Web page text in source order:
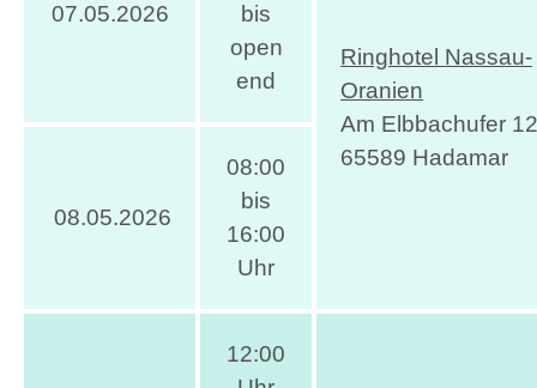
07.05.2026
bis
open
end
Ringhotel Nassau-
Oranien
Am Elbbachufer 12
65589 Hadamar
08.05.2026
08:00
bis
16:00
Uhr
12:00